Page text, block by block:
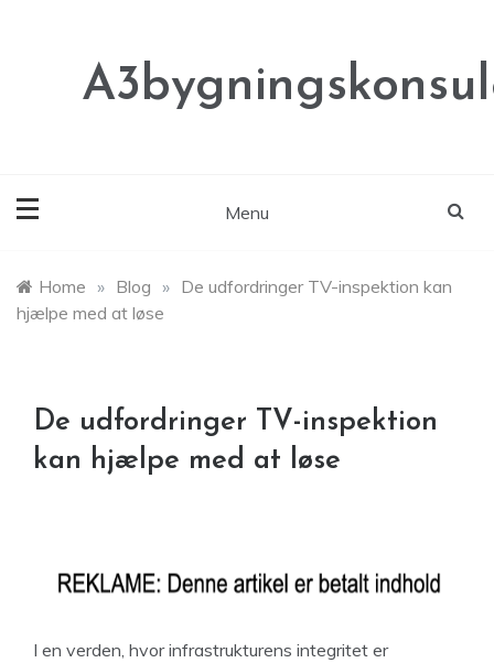
Menu
Home » Blog » De udfordringer TV-inspektion kan
hjælpe med at løse
De udfordringer TV-inspektion
kan hjælpe med at løse
I en verden, hvor infrastrukturens integritet er